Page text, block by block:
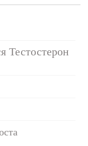
Тестостерон